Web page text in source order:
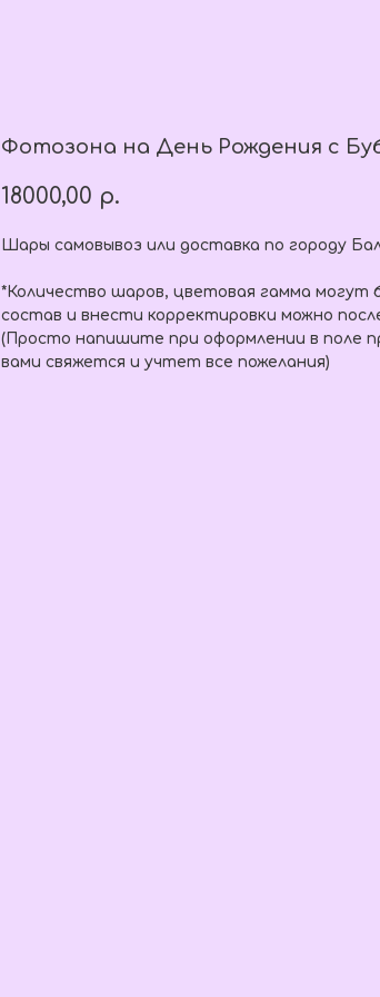
Фотозона на День Рождения с
18000,00 р.
Шары самовывоз или доставка по городу
*Количество шаров, цветовая гамма
состав и внести корректировки можно
(Просто напишите при оформлении в поле
вами свяжется и учтет все пожелания)